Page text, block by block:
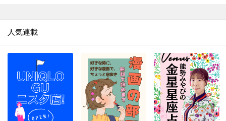
人気連載